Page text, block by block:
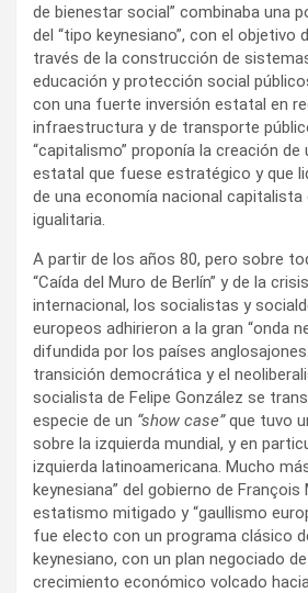
de bienestar social” combinaba una
del “tipo keynesiano”, con el objetivo
través de la construcción de
educación y protección social
con una fuerte inversión estatal en
infraestructura y de transporte
“capitalismo” proponía la creación
estatal que fuese estratégico y que
de una economía nacional capitalista
igualitaria.
A partir de los años 80, pero sobre
“Caída del Muro de Berlín” y de la
internacional, los socialistas y
europeos adhirieron a la gran “onda
difundida por los países
transición democrática y el
socialista de Felipe González se
especie de un “show case”que tuvo
sobre la izquierda mundial, y en
izquierda latinoamericana. Mucho
keynesiana” del gobierno de
estatismo mitigado y “gaullismo
fue electo con un programa clásico
keynesiano, con un plan negociado
crecimiento económico volcado